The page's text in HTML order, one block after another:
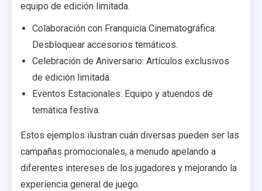
equipo de edición limitada.
Colaboración con Franquicia Cinematográfica:
Desbloquear accesorios temáticos.
Celebración de Aniversario: Artículos exclusivos
de edición limitada.
Eventos Estacionales: Equipo y atuendos de
temática festiva.
Estos ejemplos ilustran cuán diversas pueden ser las
campañas promocionales, a menudo apelando a
diferentes intereses de los jugadores y mejorando la
experiencia general de juego.